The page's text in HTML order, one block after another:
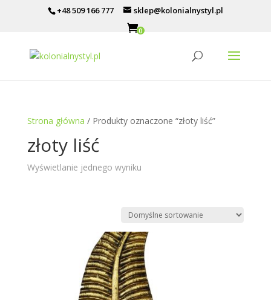
+48 509 166 777 sklep@kolonialnystyl.pl
0
Strona główna / Produkty oznaczone “złoty liść”
złoty liść
Wyświetlanie jednego wyniku